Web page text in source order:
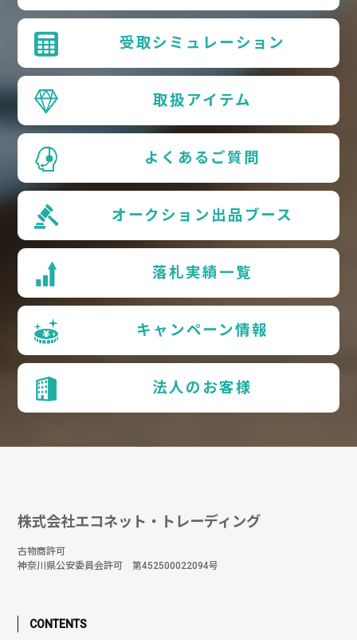
受取シミュレーション
取扱アイテム
よくあるご質問
オークション出品ブース
落札実績一覧
キャンペーン情報
法人のお客様
株式会社エコネット・トレーディング
古物商許可
神奈川県公安委員会許可 第452500022094号
CONTENTS